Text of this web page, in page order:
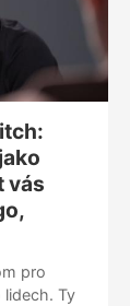
nula
vás
pro
lidech. Ty